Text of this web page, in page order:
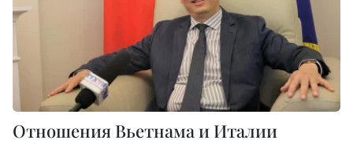
Отношения Вьетнама и Италии